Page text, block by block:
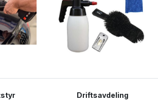
Driftsavdeling